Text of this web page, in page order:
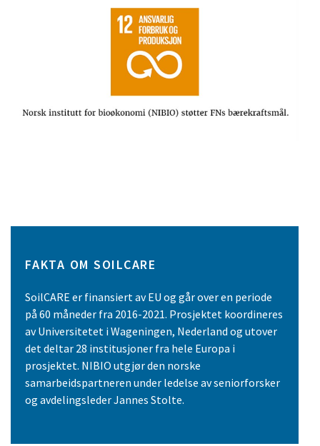
FAKTA OM SOILCARE
SoilCARE er finansiert av EU og går over en periode
på 60 måneder fra 2016-2021. Prosjektet koordineres
av Universitetet i Wageningen, Nederland og utover
det deltar 28 institusjoner fra hele Europa i
prosjektet. NIBIO utgjør den norske
samarbeidspartneren under ledelse av seniorforsker
og avdelingsleder Jannes Stolte.